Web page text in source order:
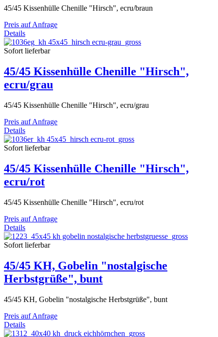
45/45 Kissenhülle Chenille "Hirsch", ecru/braun
Preis auf Anfrage
Details
Sofort lieferbar
45/45 Kissenhülle Chenille "Hirsch",
ecru/grau
45/45 Kissenhülle Chenille "Hirsch", ecru/grau
Preis auf Anfrage
Details
Sofort lieferbar
45/45 Kissenhülle Chenille "Hirsch",
ecru/rot
45/45 Kissenhülle Chenille "Hirsch", ecru/rot
Preis auf Anfrage
Details
Sofort lieferbar
45/45 KH, Gobelin "nostalgische
Herbstgrüße", bunt
45/45 KH, Gobelin "nostalgische Herbstgrüße", bunt
Preis auf Anfrage
Details